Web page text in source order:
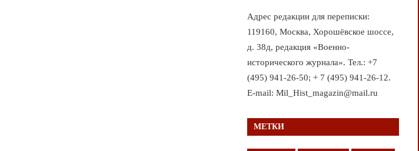
Адрес редакции для переписки:
119160, Москва, Хорошёвское шоссе,
д. 38д, редакция «Военно-
исторического журнала». Тел.: +7
(495) 941-26-50; + 7 (495) 941-26-12.
E-mail: Mil_Hist_magazin@mail.ru
МЕТКИ